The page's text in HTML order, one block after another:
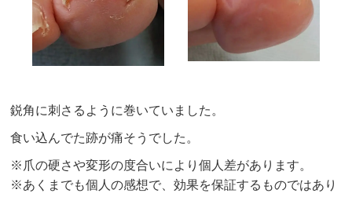
鋭角に刺さるように巻いていました。
食い込んでた跡が痛そうでした。
※爪の硬さや変形の度合いにより個人差があります。
※あくまでも個人の感想で、効果を保証するものではあり